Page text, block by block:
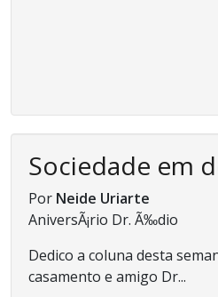
Sociedade em
Por Neide Uriarte
AniversÃ¡rio Dr. Ã‰dio
Dedico a coluna desta
casamento e amigo Dr...